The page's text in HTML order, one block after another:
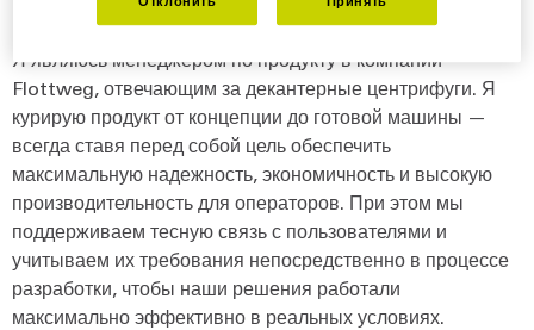
компании Flottweg?
Я являюсь менеджером по продукту в компании
Flottweg, отвечающим за декантерные центрифуги. Я
курирую продукт от концепции до готовой машины —
всегда ставя перед собой цель обеспечить
максимальную надежность, экономичность и высокую
производительность для операторов. При этом мы
поддерживаем тесную связь с пользователями и
учитываем их требования непосредственно в процессе
разработки, чтобы наши решения работали
максимально эффективно в реальных условиях.